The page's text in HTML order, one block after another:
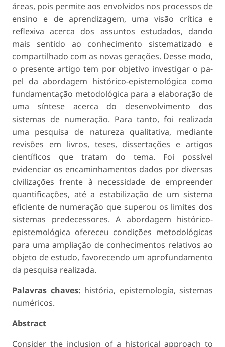
áreas, pois permite aos envolvidos nos processos de
ensino e de aprendizagem, uma visão crítica e
reflexiva acerca dos assuntos estudados, dando
mais sentido ao conhecimento sistematizado e
compartilhado com as novas gerações. Desse modo,
o presente artigo tem por objetivo investigar o pa­
pel da abordagem histórico-epistemológica como
fundamentação metodológica para a elaboração de
uma síntese acerca do desenvolvimento dos
sistemas de numeração. Para tanto, foi realizada
uma pesquisa de natureza qualitativa, mediante
revisões em livros, teses, dissertações e artigos
científicos que tratam do tema. Foi possível
evidenciar os encaminhamentos dados por diversas
civilizações frente à necessidade de empreender
quantificações, até a estabilização de um sistema
eficiente de numeração que superou os limites dos
sistemas predecessores. A abordagem histórico-
epistemológica ofereceu condições metodológicas
para uma ampliação de conhecimentos relativos ao
objeto de estudo, favorecendo um aprofundamento
da pesquisa realizada.
Palavras chaves: história, epistemología, sistemas
numéricos.
Abstract
Consider the inclusion of a historical approach to